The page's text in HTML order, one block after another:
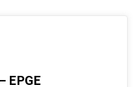
EPGE